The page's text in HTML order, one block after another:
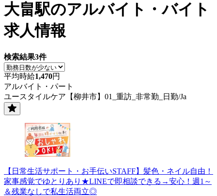
大畠駅のアルバイト・バイト
求人情報
検索結果3件
平均時給1,470円
アルバイト・パート
ユースタイルケア【柳井市】01_重訪_非常勤_日勤/Ja
【日常生活サポート・お手伝いSTAFF】髪色・ネイル自由！
家事感覚でゆとりあり★LINEで即相談できる→安心！週1～
＆残業なしで私生活両立◎